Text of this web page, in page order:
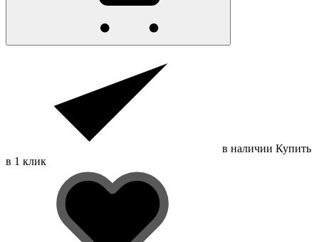
в наличии Купить
в 1 клик